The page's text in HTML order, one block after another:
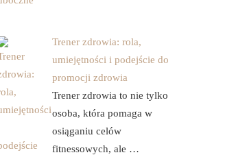
Trener zdrowia: rola,
umiejętności i podejście do
promocji zdrowia
Trener zdrowia to nie tylko
osoba, która pomaga w
osiąganiu celów
fitnessowych, ale …